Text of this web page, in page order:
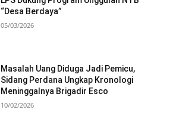
“Desa Berdaya”
05/03/2026
Masalah Uang Diduga Jadi Pemicu,
Sidang Perdana Ungkap Kronologi
Meninggalnya Brigadir Esco
10/02/2026